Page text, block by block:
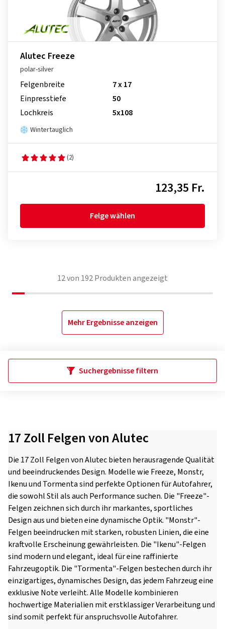
Alutec Freeze
polar-silver
Felgenbreite
7 x 17
Einpresstiefe
50
Lochkreis
5x108
Wintertauglich
(2)
123,35 Fr.
Felge wählen
12von 192Produkten angezeigt
Mehr Ergebnisse anzeigen
Suchergebnisse filtern
17 Zoll Felgen von Alutec
Die 17 Zoll Felgen von Alutec bieten herausragende Qualität
und beeindruckendes Design. Modelle wie Freeze, Monstr,
Ikenu und Tormenta sind perfekte Optionen für Autofahrer,
die sowohl Stil als auch Performance suchen. Die "Freeze"-
Felgen zeichnen sich durch ihr markantes, sportliches
Design aus und bieten eine dynamische Optik. "Monstr"-
Felgen beeindrucken mit starken, robusten Linien, die eine
kraftvolle Erscheinung gewährleisten. Die "Ikenu"-Felgen
sind modern und elegant, ideal für eine raffinierte
Fahrzeugoptik. Die "Tormenta"-Felgen bestechen durch ihr
einzigartiges, dynamisches Design, das jedem Fahrzeug eine
exklusive Note verleiht. Alle Modelle kombinieren
hochwertige Materialien mit erstklassiger Verarbeitung und
sind somit perfekt für anspruchsvolle Autofahrer.